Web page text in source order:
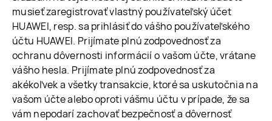
musieť zaregistrovať vlastný používateľský účet
HUAWEI, resp. sa prihlásiť do vášho používateľského
účtu HUAWEI. Prijímate plnú zodpovednosť za
ochranu dôvernosti informácií o vašom účte, vrátane
vášho hesla. Prijímate plnú zodpovednosť za
akékoľvek a všetky transakcie, ktoré sa uskutočnia na
vašom účte alebo oproti vášmu účtu v prípade, že sa
vám nepodarí zachovať bezpečnosť a dôvernosť